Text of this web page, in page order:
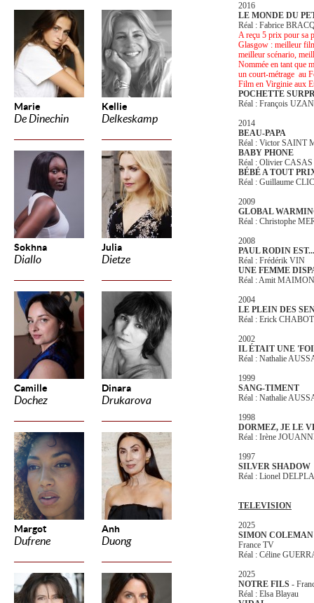
Marie
De Dinechin
Kellie
Delkeskamp
Sokhna
Diallo
Julia
Dietze
Camille
Dochez
Dinara
Drukarova
Margot
Dufrene
Anh
Duong
2016
LE MONDE DU
Réal : Fabrice
A reçu 5 prix pour sa
Glasgow : meilleur
meilleur scénario,
Nommée en tant que
un court-métrage au
Film en Virginie aux
POCHETTE
Réal : François UZAN
2014
BEAU-PAPA
Réal : Victor SAINT
BABY PHONE
Réal : Olivier CASAS
BÉBÉ A TOUT
Réal : Guillaume
2009
GLOBAL
Réal : Christophe
2008
PAUL RODIN
Réal : Frédérik VIN
UNE FEMME
Réal : Amit MAIMON
2004
LE PLEIN DES
Réal : Erick CHABOT
2002
IL ÉTAIT UNE
Réal : Nathalie
1999
SANG-TIMENT
Réal : Nathalie
1998
DORMEZ, JE LE
Réal : Irène
1997
SILVER SHADOW
Réal : Lionel
TELEVISION
2025
SIMON
France TV
Réal : Céline
2025
NOTRE FILS -
Réal : Elsa Blayau